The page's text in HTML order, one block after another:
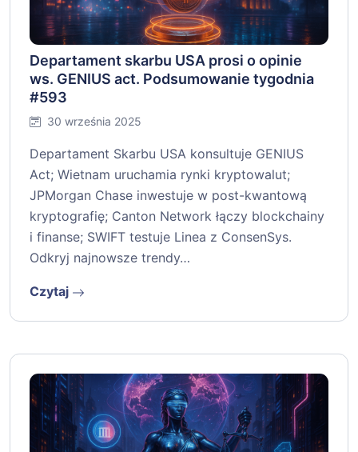
Departament skarbu USA prosi o opinie
ws. GENIUS act. Podsumowanie tygodnia
#593
30 września 2025
Departament Skarbu USA konsultuje GENIUS
Act; Wietnam uruchamia rynki kryptowalut;
JPMorgan Chase inwestuje w post-kwantową
kryptografię; Canton Network łączy blockchainy
i finanse; SWIFT testuje Linea z ConsenSys.
Odkryj najnowsze trendy…
Czytaj